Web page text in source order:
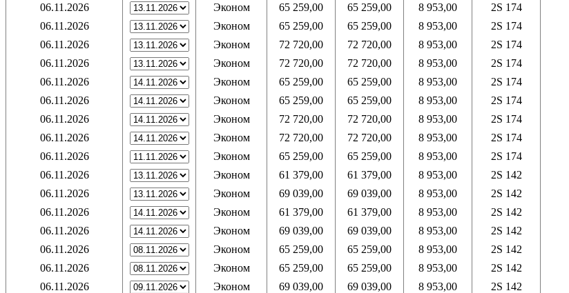
06.11.2026
Эконом 65 259,00 65 259,00 8 953,00 2S 174
06.11.2026
Эконом 65 259,00 65 259,00 8 953,00 2S 174
06.11.2026
Эконом 72 720,00 72 720,00 8 953,00 2S 174
06.11.2026
Эконом 72 720,00 72 720,00 8 953,00 2S 174
06.11.2026
Эконом 65 259,00 65 259,00 8 953,00 2S 174
06.11.2026
Эконом 65 259,00 65 259,00 8 953,00 2S 174
06.11.2026
Эконом 72 720,00 72 720,00 8 953,00 2S 174
06.11.2026
Эконом 72 720,00 72 720,00 8 953,00 2S 174
06.11.2026
Эконом 65 259,00 65 259,00 8 953,00 2S 174
06.11.2026
Эконом 61 379,00 61 379,00 8 953,00 2S 142
06.11.2026
Эконом 69 039,00 69 039,00 8 953,00 2S 142
06.11.2026
Эконом 61 379,00 61 379,00 8 953,00 2S 142
06.11.2026
Эконом 69 039,00 69 039,00 8 953,00 2S 142
06.11.2026
Эконом 65 259,00 65 259,00 8 953,00 2S 142
06.11.2026
Эконом 65 259,00 65 259,00 8 953,00 2S 142
06.11.2026
Эконом 69 039,00 69 039,00 8 953,00 2S 142